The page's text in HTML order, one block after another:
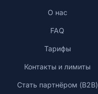
О нас
FAQ
Тарифы
Контакты и лимиты
Стать партнёром (B2B)